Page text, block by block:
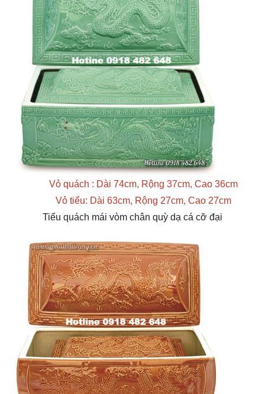
Vỏ quách : Dài 74cm, Rộng 37cm, Cao 36cm
Vỏ tiểu: Dài 63cm, Rộng 27cm, Cao 27cm
Tiểu quách mái vòm chân quỳ dạ cá cỡ đại